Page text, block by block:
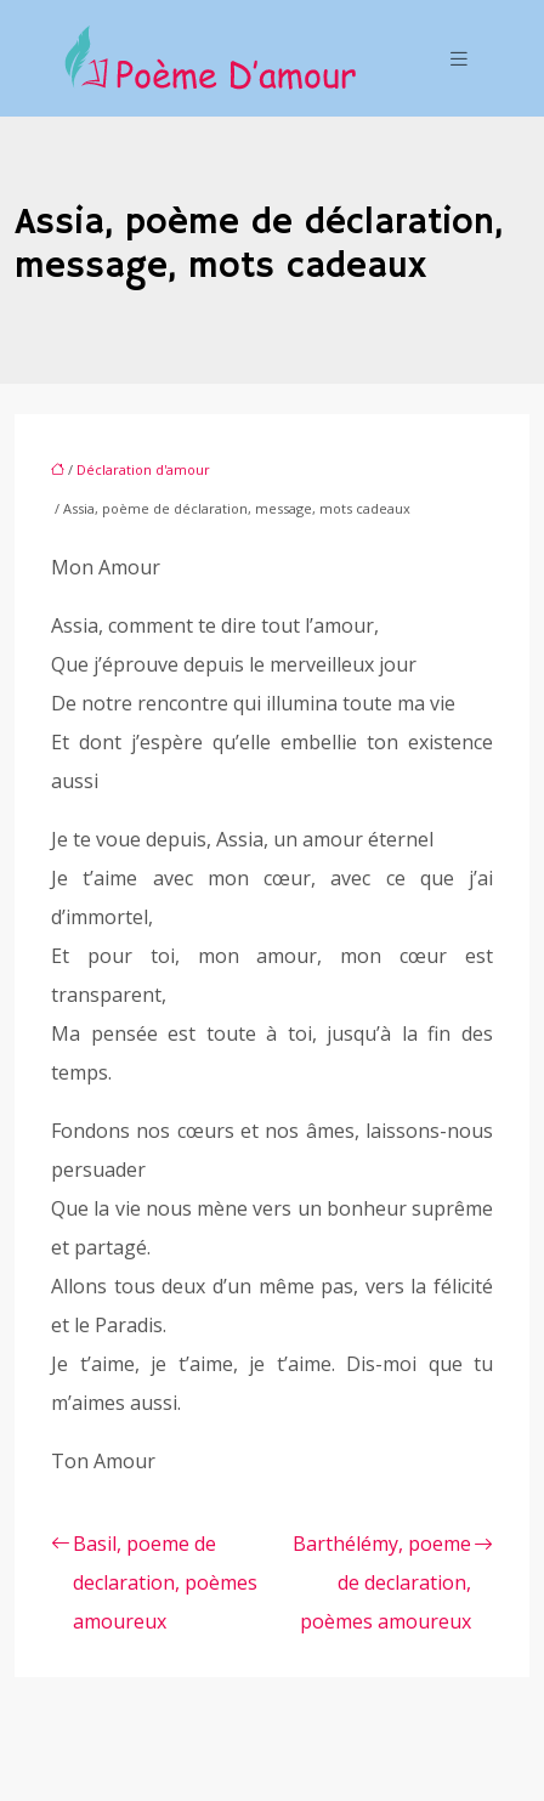
Assia, poème de déclaration,
message, mots cadeaux
/ Déclaration d'amour
/ Assia, poème de déclaration, message, mots cadeaux
Mon Amour
Assia, comment te dire tout l’amour,
Que j’éprouve depuis le merveilleux jour
De notre rencontre qui illumina toute ma vie
Et dont j’espère qu’elle embellie ton existence
aussi
Je te voue depuis, Assia, un amour éternel
Je t’aime avec mon cœur, avec ce que j’ai
d’immortel,
Et pour toi, mon amour, mon cœur est
transparent,
Ma pensée est toute à toi, jusqu’à la fin des
temps.
Fondons nos cœurs et nos âmes, laissons-nous
persuader
Que la vie nous mène vers un bonheur suprême
et partagé.
Allons tous deux d’un même pas, vers la félicité
et le Paradis.
Je t’aime, je t’aime, je t’aime. Dis-moi que tu
m’aimes aussi.
Ton Amour
Basil, poeme de
declaration, poèmes
amoureux
Barthélémy, poeme
de declaration,
poèmes amoureux